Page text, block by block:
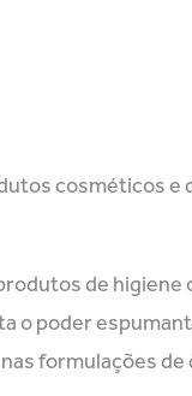
cosméticos
de
o poder
formulações